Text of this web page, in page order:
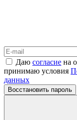
Даю согласие на
принимаю условия
данных
Восстановить пароль